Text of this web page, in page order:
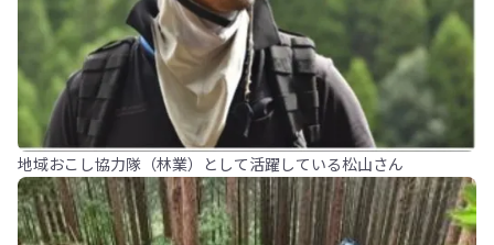
地域おこし協力隊（林業）として活躍している松山さん